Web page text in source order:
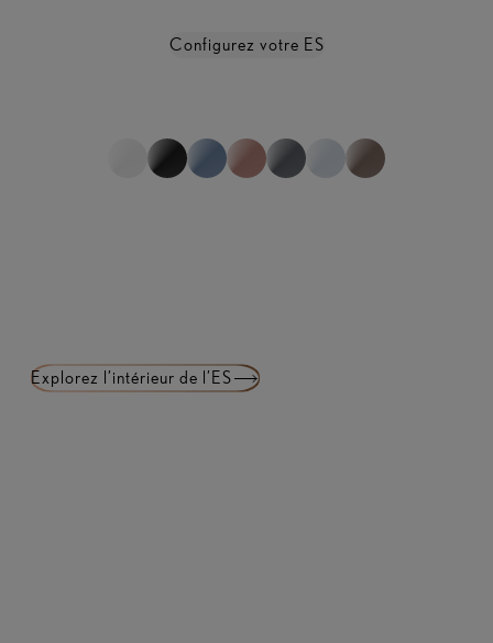
sur0
Configurez votre ES
Explorez l’intérieur de l’ES